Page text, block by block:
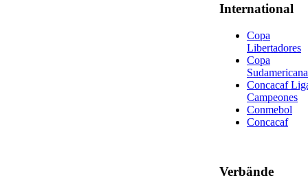
International
Copa
Libertadores
Copa
Sudamericana
Concacaf
Campeones
Conmebol
Concacaf
Verbände